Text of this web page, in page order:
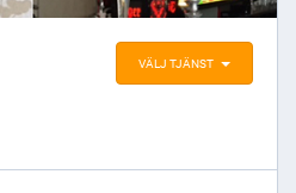
VÄLJ TJÄNST